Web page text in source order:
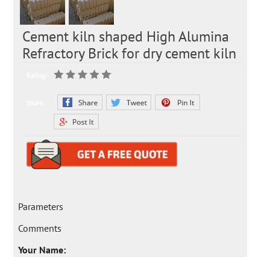
Cement kiln shaped High Alumina
Refractory Brick for dry cement kiln
Parameters
Comments
Your Name: